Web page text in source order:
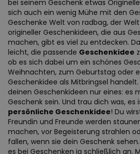
bei seinem Geschenk etwas
sich auch ein wenig Mühe mit den
Geschenke Welt von radbag, der
origineller Geschenkideen, die aus
machen, gibt es viel zu entdecken.
leicht, die passende Geschenkidee
ob es sich dabei um ein schönes
Weihnachten, zum Geburtstag oder
Geschenkidee als Mitbringsel
deinen Geschenkideen nur eines: es
Geschenk sein. Und trau dich was,
persönliche Geschenkidee! Du
Freundin und Freunde werden
machen, vor Begeisterung strahlen
fallen, wenn sie dein Geschenk
es bei Geschenken ja schließlich an.